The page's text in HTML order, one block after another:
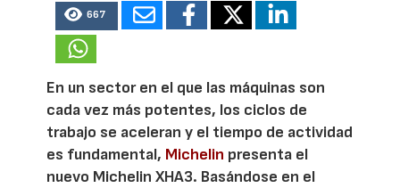
667
En un sector en el que las máquinas son
cada vez más potentes, los ciclos de
trabajo se aceleran y el tiempo de actividad
es fundamental, Michelin presenta el
nuevo Michelin XHA3. Basándose en el